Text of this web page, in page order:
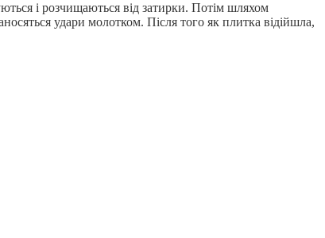
і розчищаються від затирки. Потім шляхом
удари молотком. Після того як плитка відійшла,